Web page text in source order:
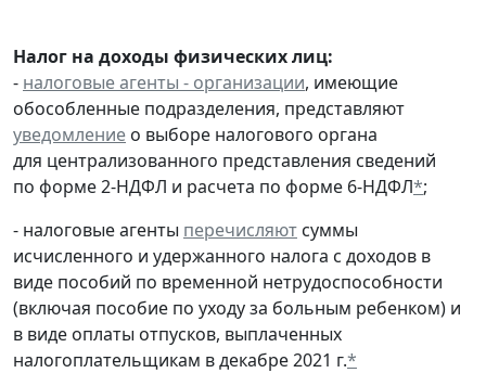
Налог на доходы физических лиц:
- налоговые агенты - организации, имеющие
обособленные подразделения, представляют
уведомление о выборе налогового органа
для централизованного представления сведений
по форме 2-НДФЛ и расчета по форме 6-НДФЛ*;
- налоговые агенты перечисляют суммы
исчисленного и удержанного налога с доходов в
виде пособий по временной нетрудоспособности
(включая пособие по уходу за больным ребенком) и
в виде оплаты отпусков, выплаченных
налогоплательщикам в декабре 2021 г.*